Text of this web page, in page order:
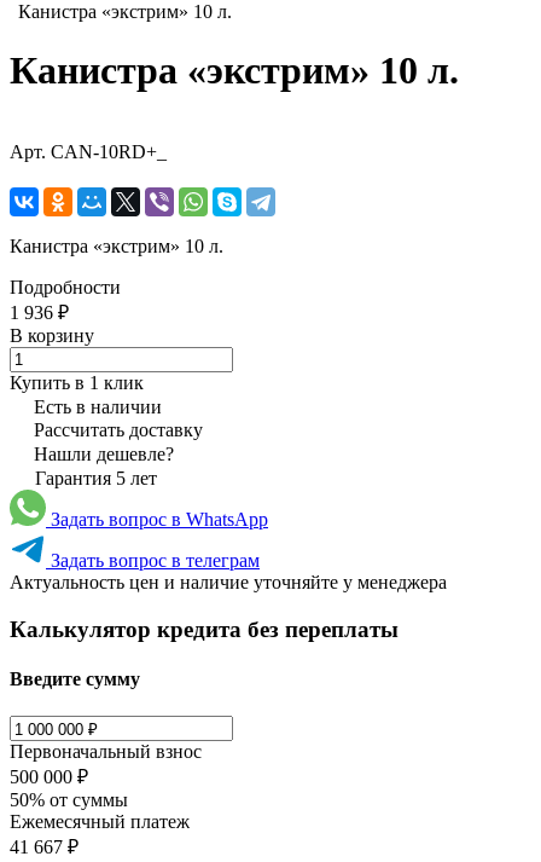
Канистра «экстрим» 10 л.
Канистра «экстрим» 10 л.
Арт. CAN-10RD+_
Канистра «экстрим» 10 л.
Подробности
1 936 ₽
В корзину
Купить в 1 клик
Есть в наличии
Рассчитать доставку
Нашли дешевле?
Гарантия 5 лет
Задать вопрос в WhatsApp
Задать вопрос в телеграм
Актуальность цен и наличие уточняйте у менеджера
Калькулятор кредита без переплаты
Введите сумму
Первоначальный взнос
500 000 ₽
50% от суммы
Ежемесячный платеж
41 667 ₽